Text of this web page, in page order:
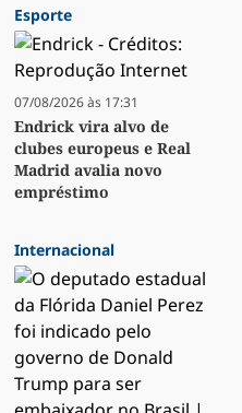
Esporte
07/08/2026 às 17:31
Endrick vira alvo de
clubes europeus e Real
Madrid avalia novo
empréstimo
Internacional